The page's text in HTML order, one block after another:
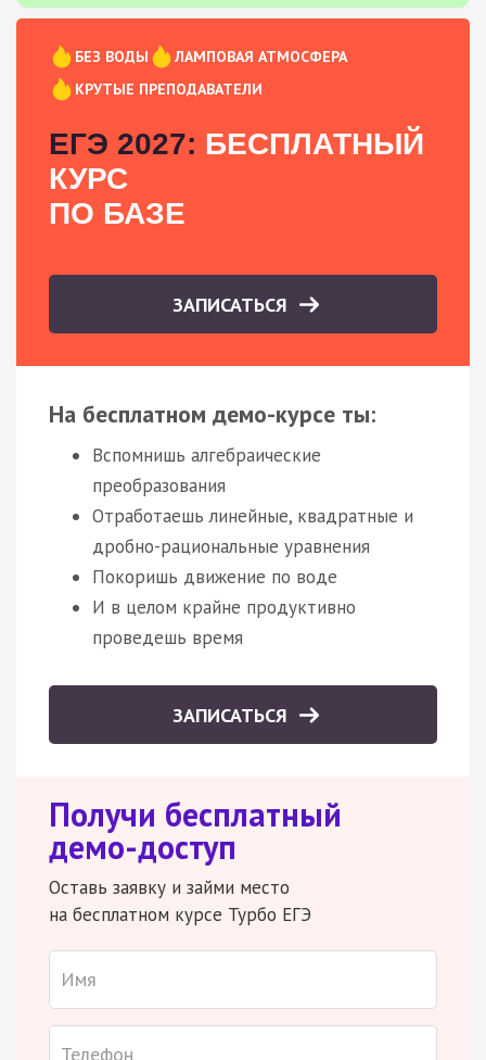
БЕЗ ВОДЫ
ЛАМПОВАЯ АТМОСФЕРА
КРУТЫЕ ПРЕПОДАВАТЕЛИ
ЕГЭ 2027: БЕСПЛАТНЫЙ
КУРС
ПО БАЗЕ
ЗАПИСАТЬСЯ
На бесплатном демо-курсе ты:
Вспомнишь алгебраические
преобразования
Отработаешь линейные, квадратные и
дробно-рациональные уравнения
Покоришь движение по воде
И в целом крайне продуктивно
проведешь время
ЗАПИСАТЬСЯ
Получи бесплатный
демо-доступ
Оставь заявку и займи место
на бесплатном курсе Турбо ЕГЭ